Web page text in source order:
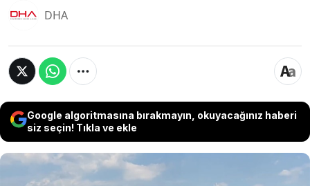
DHA
Google algoritmasına bırakmayın, okuyacağınız haberi
siz seçin! Tıkla ve ekle